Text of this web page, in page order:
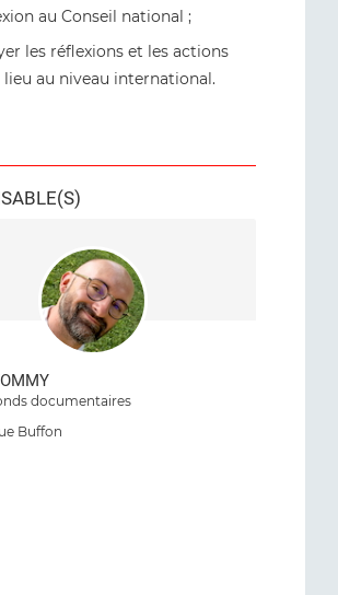
au Conseil national ;
les réflexions et les actions
au niveau international.
documentaires
Buffon